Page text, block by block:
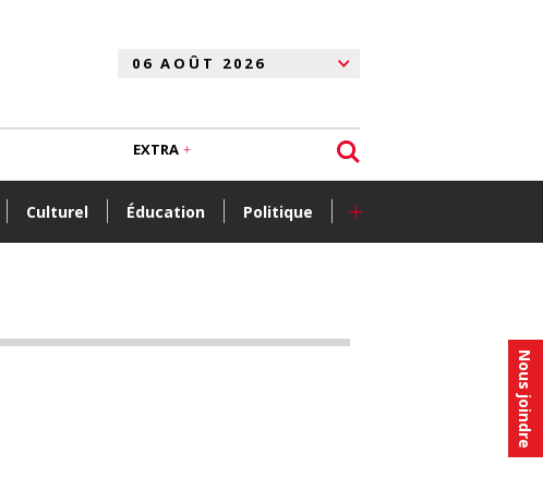
Nous joindre
Culturel Éducation Politique +
EXTRA